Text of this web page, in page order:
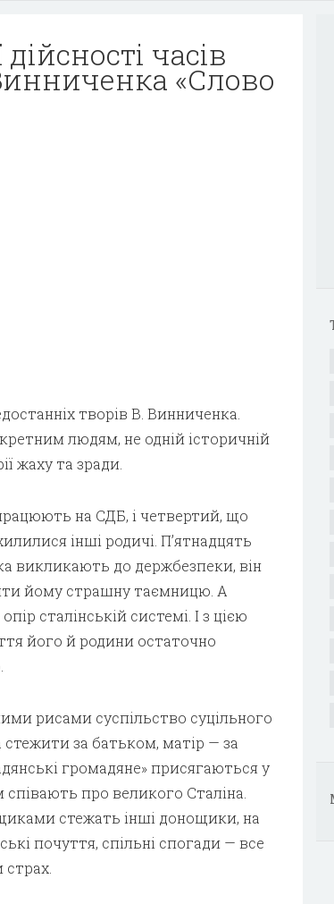
часів
«Слово
творів В. Винниченка.
людям, не одній історичній
жаху та зради.
на СДБ, і четвертий, що
інші родичі. П’ятнадцять
викликають до держбезпеки, він
йому страшну таємницю. А
сталінській системі. І з цією
його й родини остаточно
рисами суспільство суцільного
за батьком, матір — за
громадяне» присягаються у
співають про великого Сталіна.
стежать інші донощики, на
почуття, спільні спогади — все
страх.